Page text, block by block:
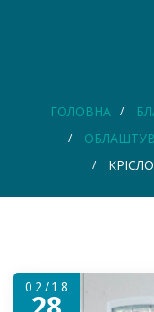
ГОЛОВНА
02/18